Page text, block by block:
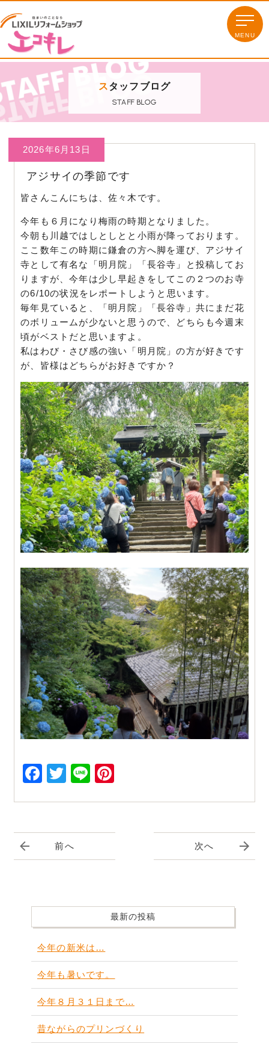
スタッフブログ
STAFF BLOG
2026年6月13日
アジサイの季節です
皆さんこんにちは、佐々木です。
今年も６月になり梅雨の時期となりました。
今朝も川越ではしとしとと小雨が降っております。
ここ数年この時期に鎌倉の方へ脚を運び、アジサイ
寺として有名な「明月院」「長谷寺」と投稿してお
りますが、今年は少し早起きをしてこの２つのお寺
の6/10の状況をレポートしようと思います。
毎年見ていると、「明月院」「長谷寺」共にまだ花
のボリュームが少ないと思うので、どちらも今週末
頃がベストだと思いますよ。
私はわび・さび感の強い「明月院」の方が好きです
が、皆様はどちらがお好きですか？
Facebook
Twitter
Line
前へ 次へ
最新の投稿
今年の新米は…
今年も暑いです。
今年８月３１日まで…
昔ながらのプリンづくり